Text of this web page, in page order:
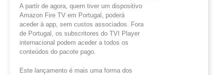
A partir de agora, quem tiver um dispositivo
Amazon Fire TV em Portugal, poderá
aceder à app, sem custos associados. Fora
de Portugal, os subscritores do TVI Player
internacional podem aceder a todos os
conteúdos do pacote pago.
Este lançamento é mais uma forma dos